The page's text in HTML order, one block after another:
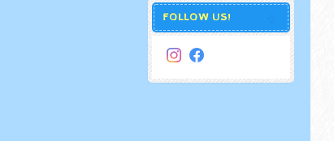
FOLLOW US!